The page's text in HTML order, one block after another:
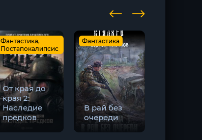
От края до
края 2:
Наследие
предков
Фантастика,
Постапокалипсис
В рай без
очереди
Фантастика